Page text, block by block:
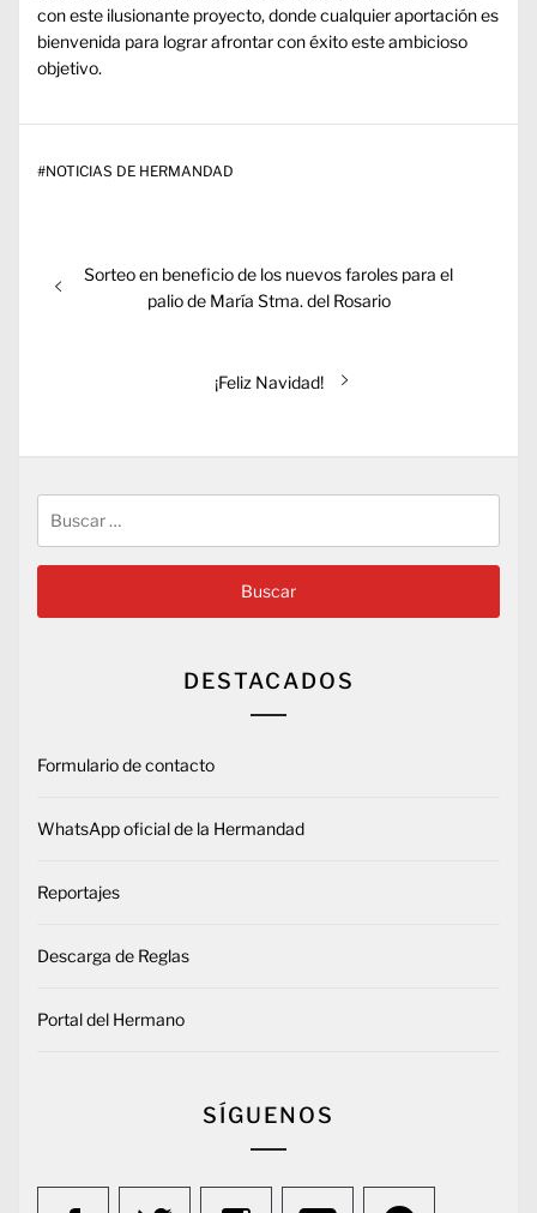
con este ilusionante proyecto, donde cualquier aportación es
bienvenida para lograr afrontar con éxito este ambicioso
objetivo.
#NOTICIAS DE HERMANDAD
Navegación
de
Entrada
Sorteo en beneficio de los nuevos faroles para el
palio de María Stma. del Rosario
Entrada
¡Feliz Navidad!
DESTACADOS
Formulario de contacto
WhatsApp oficial de la Hermandad
Reportajes
Descarga de Reglas
Portal del Hermano
SÍGUENOS